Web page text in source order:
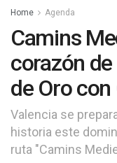
Home Agenda
Camins
corazón
de Oro
Valencia se
historia este
ruta "Camins